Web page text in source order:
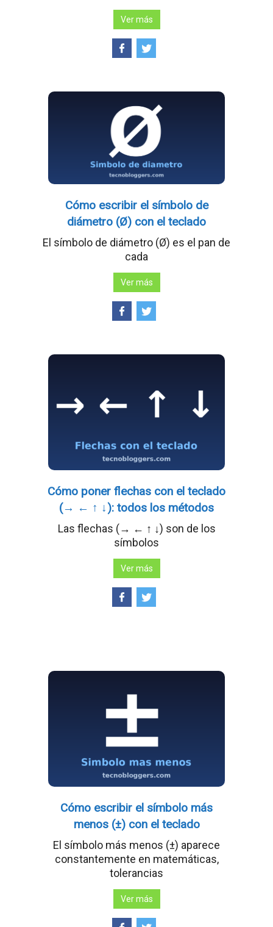
Ver más
Cómo escribir el símbolo de
diámetro (Ø) con el teclado
El símbolo de diámetro (Ø) es el pan de
cada
Ver más
Cómo poner flechas con el teclado
(→ ← ↑ ↓): todos los métodos
Las flechas (→ ← ↑ ↓) son de los
símbolos
Ver más
Cómo escribir el símbolo más
menos (±) con el teclado
El símbolo más menos (±) aparece
constantemente en matemáticas,
tolerancias
Ver más